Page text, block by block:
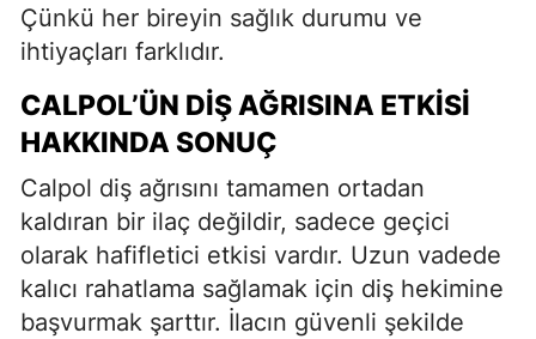
Çünkü her bireyin sağlık durumu ve
ihtiyaçları farklıdır.
CALPOL’ÜN DIŞ AĞRISINA ETKISI
HAKKINDA SONUÇ
Calpol diş ağrısını tamamen ortadan
kaldıran bir ilaç değildir, sadece geçici
olarak hafifletici etkisi vardır. Uzun vadede
kalıcı rahatlama sağlamak için diş hekimine
başvurmak şarttır. İlacın güvenli şekilde